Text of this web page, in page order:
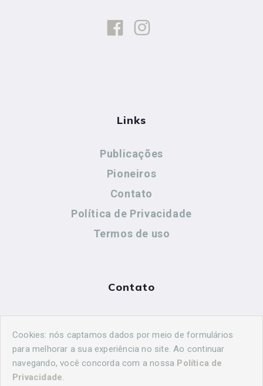
Links
Publicações
Pioneiros
Contato
Política de Privacidade
Termos de uso
Contato
cidadeshistoricasoficial@gmail.com
Cookies: nós captamos dados por meio de formulários
para melhorar a sua experiência no site. Ao continuar
navegando, você concorda com a nossa Política de
Privacidade.